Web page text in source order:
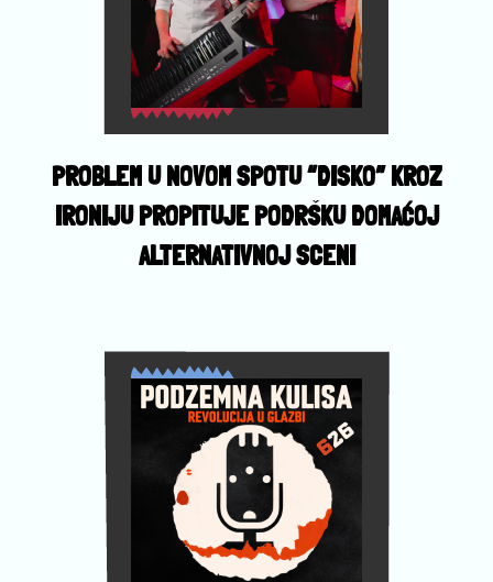
PROBLEM U NOVOM SPOTU “DISKO” KROZ
IRONIJU PROPITUJE PODRŠKU DOMAĆOJ
ALTERNATIVNOJ SCENI